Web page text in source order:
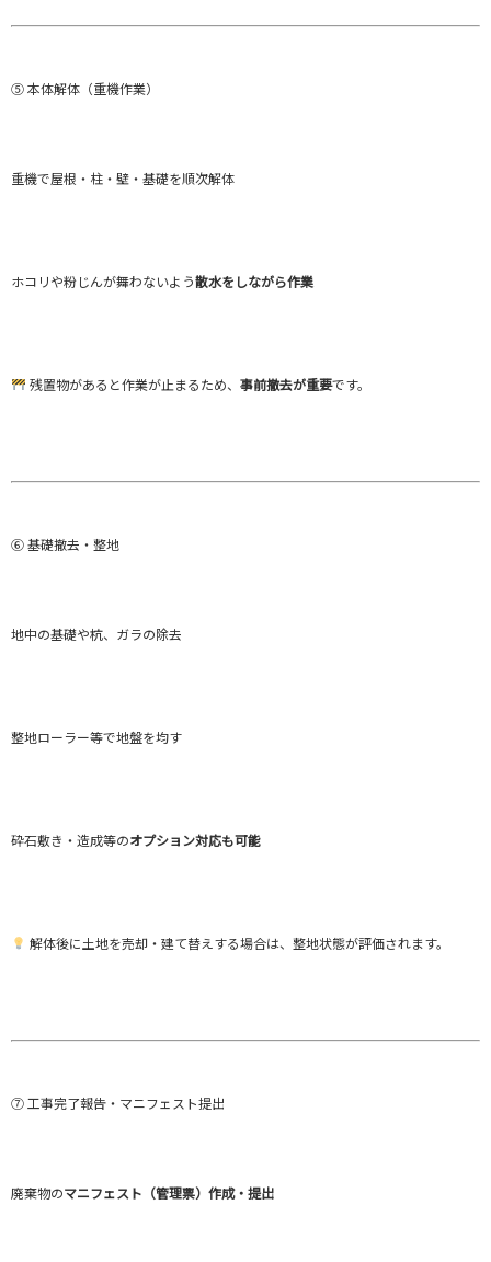
⑤ 本体解体（重機作業）
重機で屋根・柱・壁・基礎を順次解体
ホコリや粉じんが舞わないよう散水をしながら作業
残置物があると作業が止まるため、 事前撤去が重要です。
⑥ 基礎撤去・整地
地中の基礎や杭、ガラの除去
整地ローラー等で地盤を均す
砕石敷き・造成等のオプション対応も可能
解体後に土地を売却・建て替えする場合は、整地状態が評価されます。
⑦ 工事完了報告・マニフェスト提出
廃棄物のマニフェスト（管理票）作成・提出